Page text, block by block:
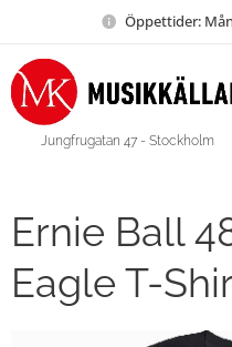
Öppettider:
Jungfrugatan 47 - Stockholm
Ernie Ball
Eagle T-